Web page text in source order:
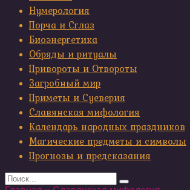
Нумерология
Порча и Сглаз
Биоэнергетика
Обряды и ритуалы
Привороты и Отвороты
Загробный мир
Приметы и Суеверия
Славянская мифология
Календарь народных праздников
Магические предметы и символы
Прогнозы и предсказания
Search
for: